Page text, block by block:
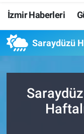
İzmir Haberleri
Saraydüzü
Resmi İlanlar
Resmi